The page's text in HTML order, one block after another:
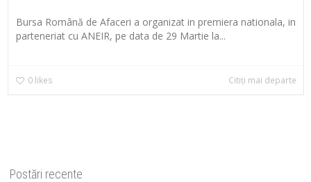
Bursa Română de Afaceri a organizat in premiera nationala, in
parteneriat cu ANEIR, pe data de 29 Martie la...
0 likes Citiți mai departe
Postări recente